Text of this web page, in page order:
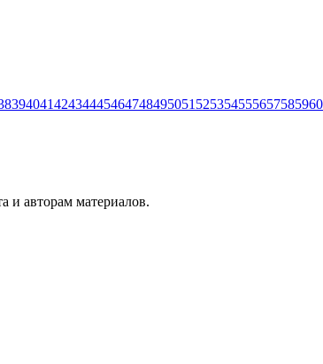
39404142434445464748495051 525354555657585960
и авторам материалов.